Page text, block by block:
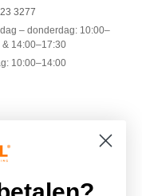
3277
– donderdag: 10:00–
& 14:00–17:30
10:00–14:00